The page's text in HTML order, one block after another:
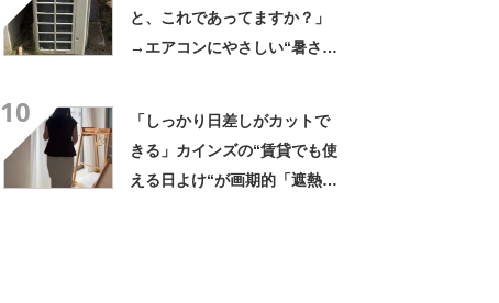
と、これであってますか？」
→エアコンにやさしい“暑さ対
10
「しっかり日差しがカットで
きる」カインズの“賃貸でも使
える日よけ“が画期的「遮熱効